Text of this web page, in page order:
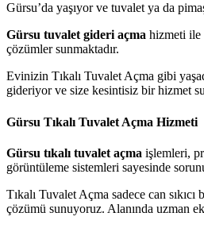
Gürsu’da yaşıyor ve tuvalet ya da
Gürsu tuvalet gideri açma hizmeti ile
çözümler sunmaktadır.
Evinizin Tıkalı Tuvalet Açma gibi
gideriyor ve size kesintisiz bir hizmet
Gürsu Tıkalı Tuvalet Açma Hizmeti
Gürsu tıkalı tuvalet açma işlemleri,
görüntüleme sistemleri sayesinde
Tıkalı Tuvalet Açma sadece can
çözümü sunuyoruz. Alanında uzman